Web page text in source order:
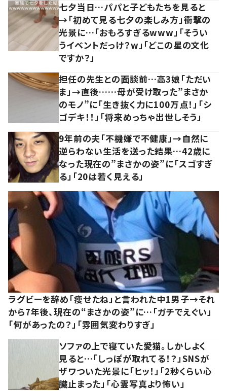
七夕当日…パパと子どもたちを見ると
→「初めて見る七夕の楽しみ方」衝撃の
光景に…「おもろすぎるwww」「そうい
うイベントだっけ？w」「どこの星の文化
ですか？」
担任の先生との面談前…高3娘「ただい
ま」→直後……母が受け取った”まさか
のモノ”に「生き抜く力に100万点！」「シ
ゴデキ！！」「将来めっちゃ出世しそう」
9年前の夫「不機嫌で不健康」→自然に
逆らわない生活を送った結果…42歳に
なった現在の”まさかの姿”に「スゴすぎ
る」「20は若く見える」
ラグビーを辞め「痩せたね」と言われた中1男子→それ
から7年後、現在の“まさかの姿”に…「ガチでえぐい」
「何があったの？」「雰囲気変わりすぎ」
ソファの上で寝ていた愛猫。しかしよく
見ると…「しっぽが取れてる！？」SNSが
ザワついた光景に「ヒッ！」「2秒くらい心
臓止まった」「心霊写真より怖い」